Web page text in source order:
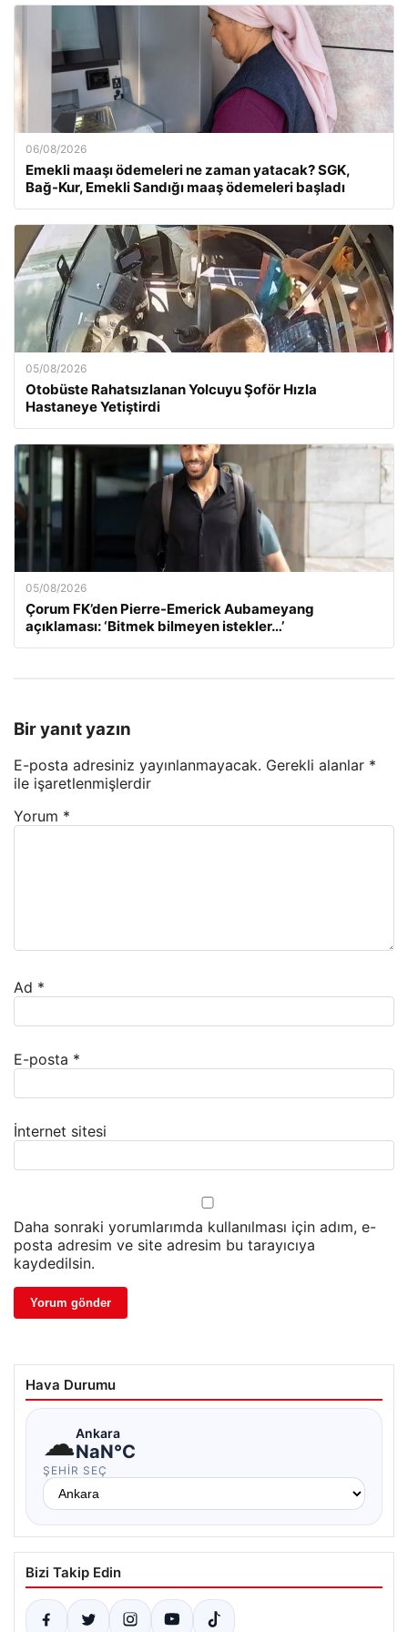
06/08/2026
Emekli maaşı ödemeleri ne zaman yatacak? SGK,
Bağ-Kur, Emekli Sandığı maaş ödemeleri başladı
05/08/2026
Otobüste Rahatsızlanan Yolcuyu Şoför Hızla
Hastaneye Yetiştirdi
05/08/2026
Çorum FK’den Pierre-Emerick Aubameyang
açıklaması: ‘Bitmek bilmeyen istekler…’
Bir yanıt yazın
E-posta adresiniz yayınlanmayacak. Gerekli alanlar *
ile işaretlenmişlerdir
Yorum *
Ad *
E-posta *
İnternet sitesi
Daha sonraki yorumlarımda kullanılması için adım, e-
posta adresim ve site adresim bu tarayıcıya
kaydedilsin.
Hava Durumu
☁Ankara
NaN°C
ŞEHIR SEÇ
Bizi Takip Edin